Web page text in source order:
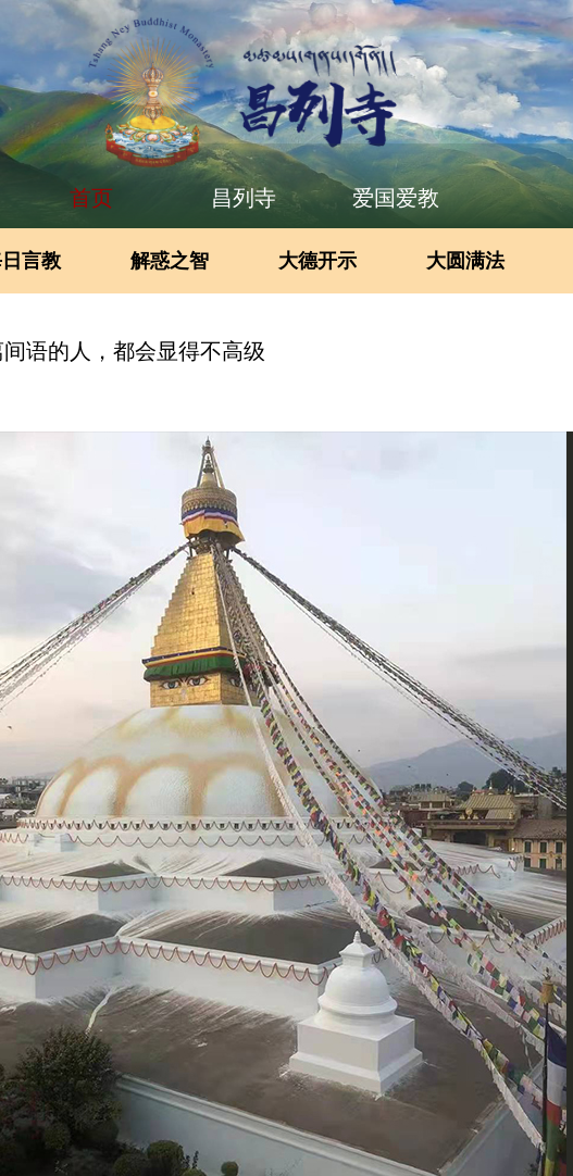
首页 昌列寺 爱国爱教
言教 解惑之智 大德开示 大圆满法
语的人，都会显得不高级